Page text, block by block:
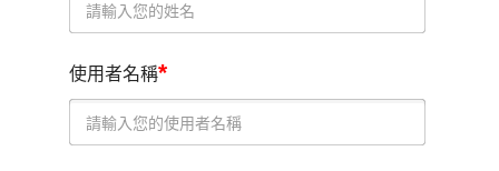
使用者名稱*